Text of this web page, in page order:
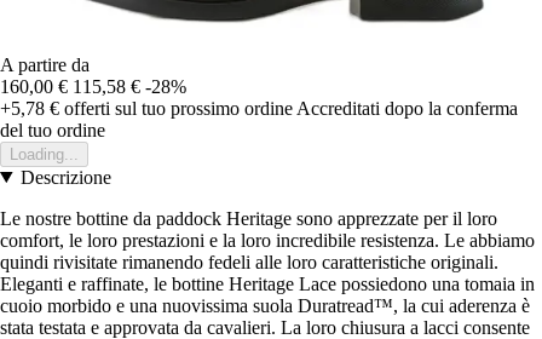
A partire da
160,00 € 115,58 € -28%
+5,78 € offerti sul tuo prossimo ordine Accreditati dopo la conferma
del tuo ordine
Loading...
Descrizione
Le nostre bottine da paddock Heritage sono apprezzate per il loro
comfort, le loro prestazioni e la loro incredibile resistenza. Le abbiamo
quindi rivisitate rimanendo fedeli alle loro caratteristiche originali.
Eleganti e raffinate, le bottine Heritage Lace possiedono una tomaia in
cuoio morbido e una nuovissima suola Duratread™, la cui aderenza è
stata testata e approvata da cavalieri. La loro chiusura a lacci consente